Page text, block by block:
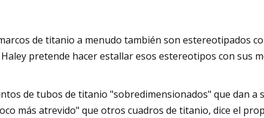
de titanio a menudo también son estereotipados
pretende hacer estallar esos estereotipos con sus
de tubos de titanio "sobredimensionados" que dan a
más atrevido" que otros cuadros de titanio, dice el